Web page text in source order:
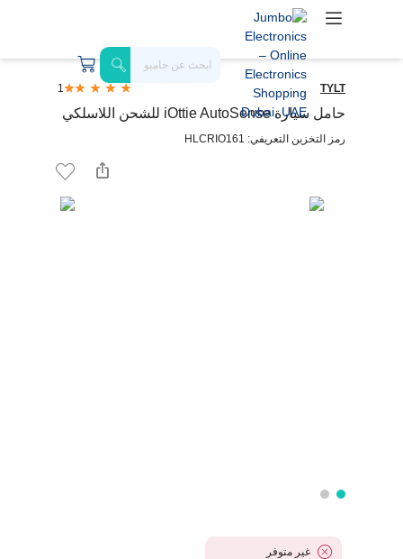
TYLT
1
حامل سيارة iOttie AutoSense للشحن اللاسلكي
رمز التخزين التعريفي: HLCRIO161
غير متوفر